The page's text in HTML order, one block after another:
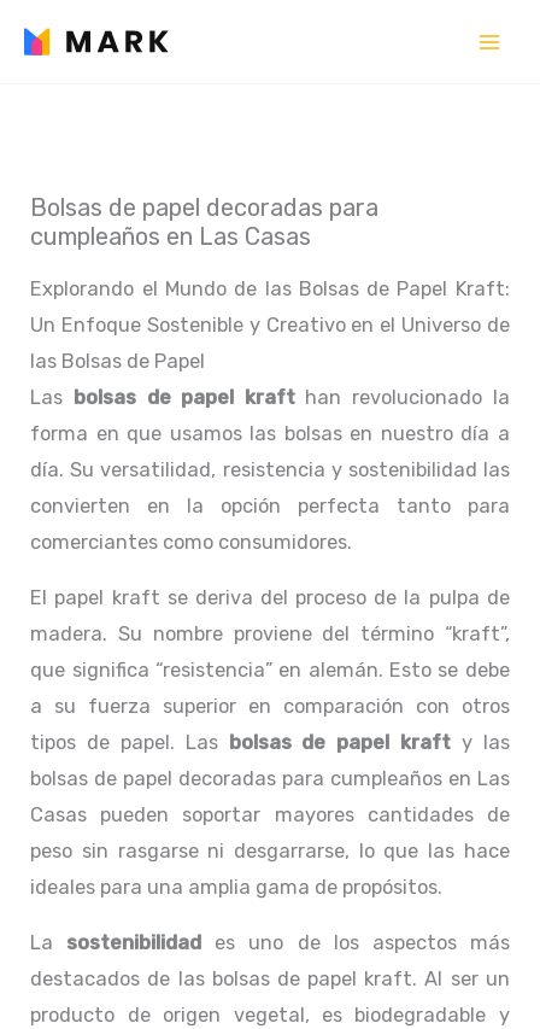
Bolsas de papel decoradas para
cumpleaños en Las Casas
Explorando el Mundo de las Bolsas de Papel Kraft:
Un Enfoque Sostenible y Creativo en el Universo de
las Bolsas de Papel
Las bolsas de papel krafthan revolucionado la
forma en que usamos las bolsas en nuestro día a
día. Su versatilidad, resistencia y sostenibilidad las
convierten en la opción perfecta tanto para
comerciantes como consumidores.
El papel kraft se deriva del proceso de la pulpa de
madera. Su nombre proviene del término “kraft”,
que significa “resistencia” en alemán. Esto se debe
a su fuerza superior en comparación con otros
tipos de papel. Las bolsas de papel kraft y las
bolsas de papel decoradas para cumpleaños en Las
Casas pueden soportar mayores cantidades de
peso sin rasgarse ni desgarrarse, lo que las hace
ideales para una amplia gama de propósitos.
La sostenibilidad
es uno de los aspectos más
destacados de las bolsas de papel kraft. Al ser un
producto de origen vegetal, es biodegradable y